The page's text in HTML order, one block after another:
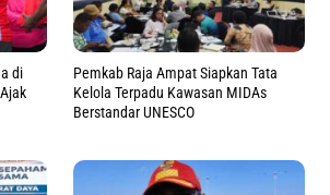
di
Pemkab Raja Ampat Siapkan Tata
Kelola Terpadu Kawasan MIDAs
Berstandar UNESCO